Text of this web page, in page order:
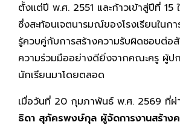
ตั้งแต่ปี พ.ศ. 2551 และก้าวเข้าสู่ปีที่ 15
ซึ่งสะท้อนเจตนารมณ์ของโรงเรียนในกา
รู้ควบคู่กับการสร้างความรับผิดชอบต่อ
ความร่วมมืออย่างดียิ่งจากคณะครู ผู้ป
นักเรียนมาโดยตลอด
เมื่อวันที่ 20 กุมภาพันธ์ พ.ศ. 2569 ที่ผ่
ธิดา สุภัครพงษ์กุล ผู้จัดการงานสร้าง